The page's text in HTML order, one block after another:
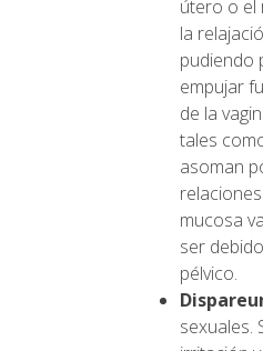
útero o el
la
pudiendo
empujar
de la
tales
asoman
mucosa
ser
pélvico.
sexuales.